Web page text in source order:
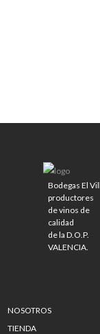
Bodegas El
productores
de vinos de
calidad
de la D.O.P.
VALENCIA.
NOSOTROS
TIENDA